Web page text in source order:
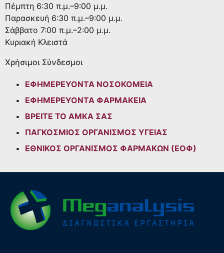
Πέμπτη 6:30 π.μ.–9:00 μ.μ.
Παρασκευή 6:30 π.μ.–9:00 μ.μ.
Σάββατο 7:00 π.μ.–2:00 μ.μ.
Κυριακή Κλειστά
Χρήσιμοι Σύνδεσμοι
ΕΦΗΜΕΡΕΥΟΝΤΑ ΝΟΣΟΚΟΜΕΙΑ
ΕΦΗΜΕΡΕΥΟΝΤΑ ΦΑΡΜΑΚΕΙΑ
ΒΡΕΙΤΕ ΤΟ ΑΜΚΑ ΣΑΣ
ΠΑΓΚΟΣΜΙΟΣ ΟΡΓΑΝΙΣΜΟΣ ΥΓΕΙΑΣ
ΕΘΝΙΚΟΣ ΟΡΓΑΝΙΣΜΟΣ ΦΑΡΜΑΚΩΝ (ΕΟΦ)